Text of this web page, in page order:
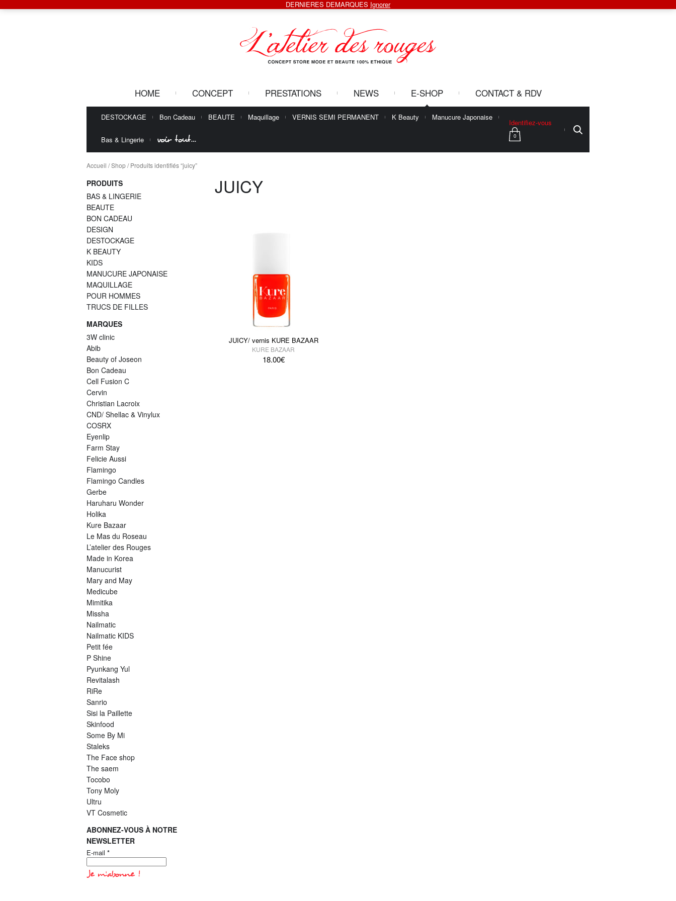
HOME CONCEPT PRESTATIONS NEWS E-SHOP CONTACT & RDV
DESTOCKAGE Bon Cadeau BEAUTE Maquillage VERNIS SEMI PERMANENT K Beauty Manucure Japonaise
Bas & Lingerie voir tout…
Identifiez-vous
0
Accueil /Shop/ Produits identifiés “juicy”
JUICY
JUICY/ vernis KURE BAZAAR
KURE BAZAAR
18.00€
PRODUITS
BAS & LINGERIE
BEAUTE
BON CADEAU
DESIGN
DESTOCKAGE
K BEAUTY
KIDS
MANUCURE JAPONAISE
MAQUILLAGE
POUR HOMMES
TRUCS DE FILLES
MARQUES
3W clinic
Abib
Beauty of Joseon
Bon Cadeau
Cell Fusion C
Cervin
Christian Lacroix
CND/ Shellac & Vinylux
COSRX
Eyenlip
Farm Stay
Felicie Aussi
Flamingo
Flamingo Candles
Gerbe
Haruharu Wonder
Holika
Kure Bazaar
Le Mas du Roseau
L’atelier des Rouges
Made in Korea
Manucurist
Mary and May
Medicube
Mimitika
Missha
Nailmatic
Nailmatic KIDS
Petit fée
P Shine
Pyunkang Yul
Revitalash
RiRe
Sanrio
Sisi la Paillette
Skinfood
Some By Mi
Staleks
The Face shop
The saem
Tocobo
Tony Moly
Ultru
VT Cosmetic
ABONNEZ-VOUS À NOTRE
NEWSLETTER
E-mail *
DERNIERES DEMARQUES Ignorer